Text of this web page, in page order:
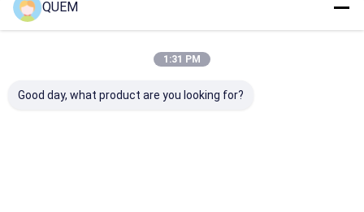
Συνιστώμενα Προϊόντα
QUEM
1:31 PM
Good day, what product are you looking for?